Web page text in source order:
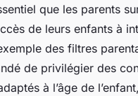
que les parents
de leurs enfants à
des filtres
de privilégier des
à l’âge de